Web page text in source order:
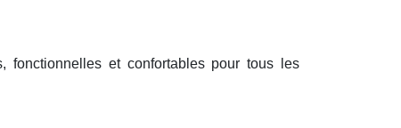
fonctionnelles et confortables pour tous les